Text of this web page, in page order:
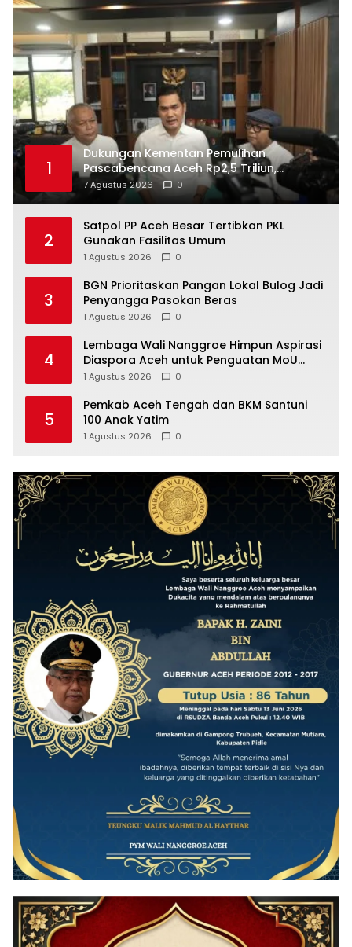
1
Dukungan Kementan Pemulihan
Pascabencana Aceh Rp2,5 Triliun,
Pemprov Kelola Rp9,7 Miliar
7 Agustus 2026 0
2
Satpol PP Aceh Besar Tertibkan PKL
Gunakan Fasilitas Umum
1 Agustus 2026 0
3
BGN Prioritaskan Pangan Lokal Bulog Jadi
Penyangga Pasokan Beras
1 Agustus 2026 0
4
Lembaga Wali Nanggroe Himpun Aspirasi
Diaspora Aceh untuk Penguatan MoU
Helsinki dan UU 11/2006, Ini Hasilnya
1 Agustus 2026 0
5
Pemkab Aceh Tengah dan BKM Santuni
100 Anak Yatim
1 Agustus 2026 0